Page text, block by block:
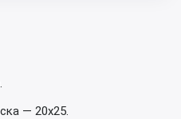
— 20х25.